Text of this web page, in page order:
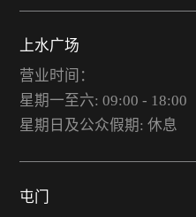
上水广场
营业时间：
星期一至六: 09:00 - 18:00
星期日及公众假期: 休息
屯门